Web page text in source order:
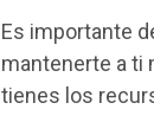
Es importante
mantenerte a ti
tienes los